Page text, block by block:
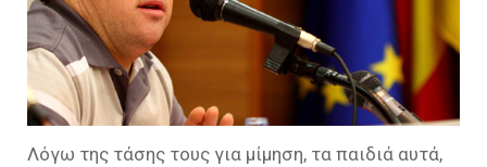
Λόγω της τάσης τους για μίμηση, τα παιδιά αυτά,